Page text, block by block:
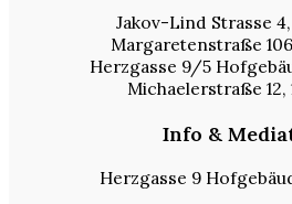
Jakov-Lind Strasse
Margaretenstraße
Herzgasse 9/5
Michaelerstraße 12,
Info &
Herzgasse 9